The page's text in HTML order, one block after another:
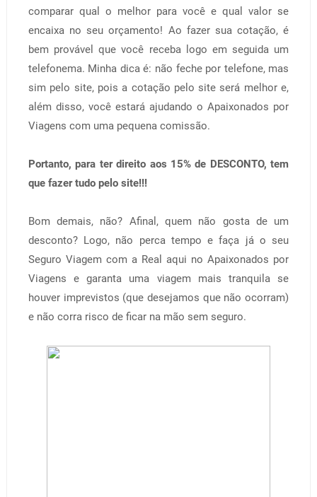
comparar qual o melhor para você e qual valor se
encaixa no seu orçamento! Ao fazer sua cotação, é
bem provável que você receba logo em seguida um
telefonema. Minha dica é: não feche por telefone, mas
sim pelo site, pois a cotação pelo site será melhor e,
além disso, você estará ajudando o Apaixonados por
Viagens com uma pequena comissão.
Portanto, para ter direito aos 15% de DESCONTO, tem
que fazer tudo pelo site!!!
Bom demais, não? Afinal, quem não gosta de um
desconto? Logo, não perca tempo e faça já o seu
Seguro Viagem com a Real aqui no Apaixonados por
Viagens e garanta uma viagem mais tranquila se
houver imprevistos (que desejamos que não ocorram)
e não corra risco de ficar na mão sem seguro.